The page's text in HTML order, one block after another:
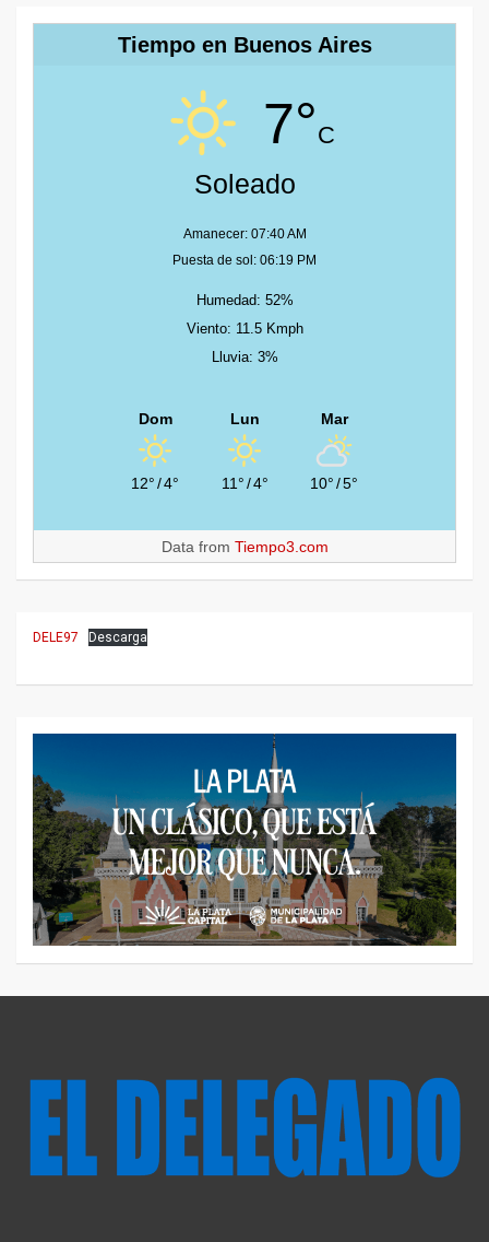
Tiempo en Buenos Aires
7°C
Soleado
Amanecer: 07:40 AM
Puesta de sol: 06:19 PM
Humedad: 52%
Viento: 11.5 Kmph
Lluvia: 3%
Dom
12°/4°
Lun
11°/4°
Mar
10°/5°
Data from Tiempo3.com
DELE97 Descarga